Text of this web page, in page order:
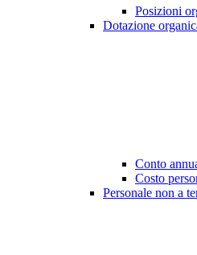
Posizioni
Dotazione
Conto
Costo
Personale non a